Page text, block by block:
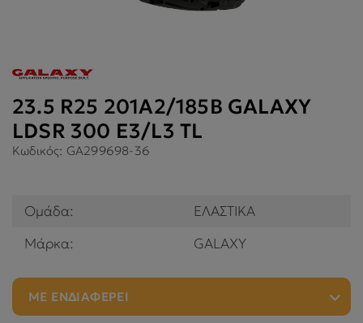
23.5 R25 201A2/185B GALAXY
LDSR 300 E3/L3 TL
Κωδικός: GA299698-36
Ομάδα:
ΕΛΑΣΤΙΚΑ
Μάρκα:
GALAXY
ΜΕ ΕΝΔΙΑΦΕΡΕΙ